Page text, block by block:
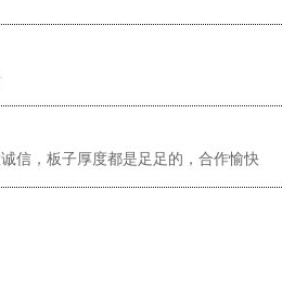
信，板子厚度都是足足的，合作愉快